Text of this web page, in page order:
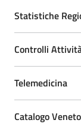
Statistiche
Controlli
Telemedicina
Catalogo